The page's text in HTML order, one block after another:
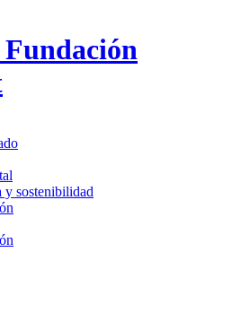
Fundación
y sostenibilidad